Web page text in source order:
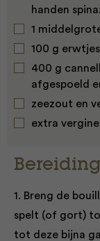
handen
1
100 g
400 g
afgespoeld
zeezout en
extra
Bereiding
1. Breng de
spelt (of gort)
tot deze bijna